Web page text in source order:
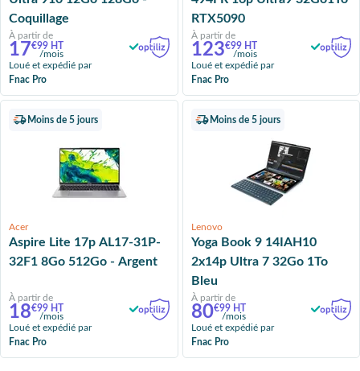
Coquillage
À partir de
17€99 HT
/mois
Loué et expédié par
Fnac Pro
RTX5090
À partir de
123€99 HT
/mois
Loué et expédié par
Fnac Pro
Moins de 5 jours
Acer
Aspire Lite 17p AL17-31P-
32F1 8Go 512Go - Argent
À partir de
18€99 HT
/mois
Loué et expédié par
Fnac Pro
Moins de 5 jours
Lenovo
Yoga Book 9 14IAH10
2x14p Ultra 7 32Go 1To
Bleu
À partir de
80€99 HT
/mois
Loué et expédié par
Fnac Pro